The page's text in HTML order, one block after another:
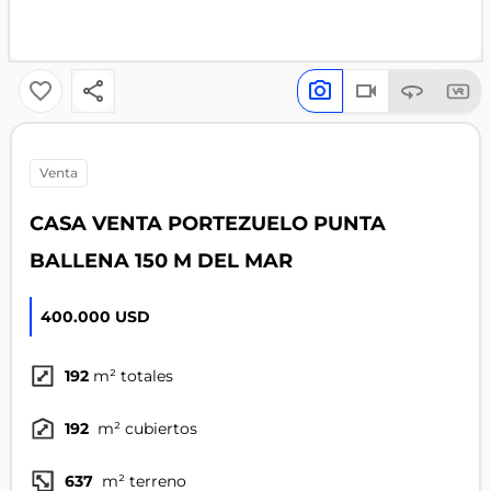
venta
CASA VENTA PORTEZUELO PUNTA
BALLENA 150 M DEL MAR
400.000 USD
192 m² totales
192 m² cubiertos
637 m² terreno